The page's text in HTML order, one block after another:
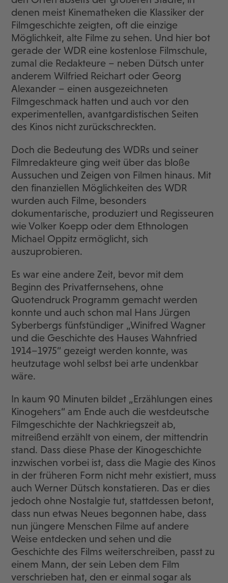
denen meist Kinematheken die Klassiker der
Filmgeschichte zeigten, oft die einzige
Möglichkeit, alte Filme zu sehen. Und hier bot
gerade der WDR eine kostenlose Filmschule,
zumal die Redakteure – neben Dütsch unter
anderem Wilfried Reichart oder Georg
Alexander – einen ausgezeichneten
Filmgeschmack hatten und auch vor den
experimentellen, avantgardistischen Seiten
des Kinos nicht zurückschreckten.
Doch die Bedeutung des WDRs und seiner
Filmredakteure ging weit über das bloße
Aussuchen und Zeigen von Filmen hinaus. Mit
den finanziellen Möglichkeiten des WDR
wurden auch Filme, besonders
dokumentarische, produziert und Regisseuren
wie Volker Koepp oder dem Ethnologen
Michael Oppitz ermöglicht, sich
auszuprobieren.
Es war eine andere Zeit, bevor mit dem
Beginn des Privatfernsehens, ohne
Quotendruck Programm gemacht werden
konnte und auch schon mal Hans Jürgen
Syberbergs fünfstündiger „Winifred Wagner
und die Geschichte des Hauses Wahnfried
1914–1975“ gezeigt werden konnte, was
heutzutage wohl selbst bei arte undenkbar
wäre.
In kaum 90 Minuten bildet „Erzählungen eines
Kinogehers“ am Ende auch die westdeutsche
Filmgeschichte der Nachkriegszeit ab,
mitreißend erzählt von einem, der mittendrin
stand. Dass diese Phase der Kinogeschichte
inzwischen vorbei ist, dass die Magie des Kinos
in der früheren Form nicht mehr existiert, muss
auch Werner Dütsch konstatieren. Das er dies
jedoch ohne Nostalgie tut, stattdessen betont,
dass nun etwas Neues begonnen habe, dass
nun jüngere Menschen Filme auf andere
Weise entdecken und sehen und die
Geschichte des Films weiterschreiben, passt zu
einem Mann, der sein Leben dem Film
verschrieben hat, den er einmal sogar als